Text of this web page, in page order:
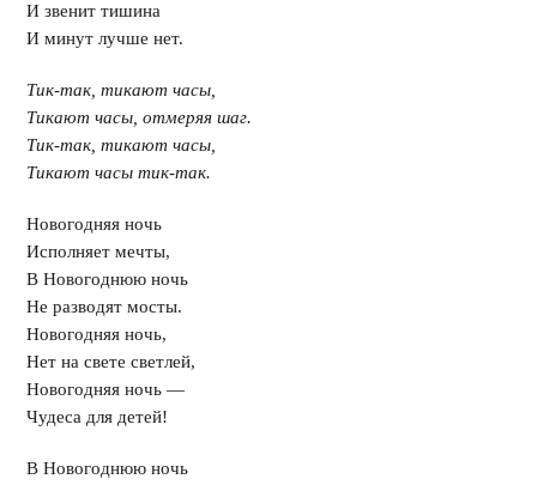
И звенит тишина
И минут лучше нет.
Тик-так, тикают часы,
Тикают часы, отмеряя шаг.
Тик-так, тикают часы,
Тикают часы тик-так.
Новогодняя ночь
Исполняет мечты,
В Новогоднюю ночь
Не разводят мосты.
Новогодняя ночь,
Нет на свете светлей,
Новогодняя ночь —
Чудеса для детей!
В Новогоднюю ночь